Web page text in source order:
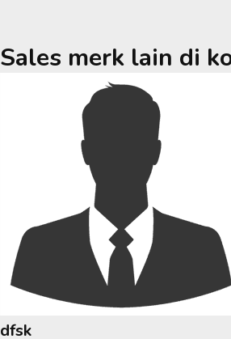
Sales merk lain di
dfsk